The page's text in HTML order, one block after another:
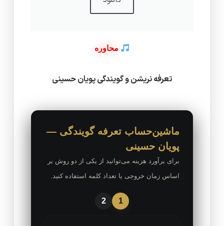
محاوره
تعرفه نریشن و گویندگی پویان حسینی
ماشین‌حساب تعرفه گویندگی —
پویان حسینی
برای برآورد هزینه می‌توانید از یکی از دو روش بر
اساس زمان خروجی یا تعداد کلمه استفاده کنید.
1
2